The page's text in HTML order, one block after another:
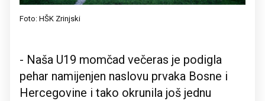
Foto: HŠK Zrinjski
- Naša U19 momčad večeras je podigla
pehar namijenjen naslovu prvaka Bosne i
Hercegovine i tako okrunila još jednu